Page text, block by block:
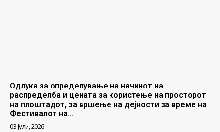
Одлука за определување на начинот на
распределба и цената за користење на просторот
на плоштадот, за вршење на дејности за време на
Фестивалот на...
03 Јули, 2026